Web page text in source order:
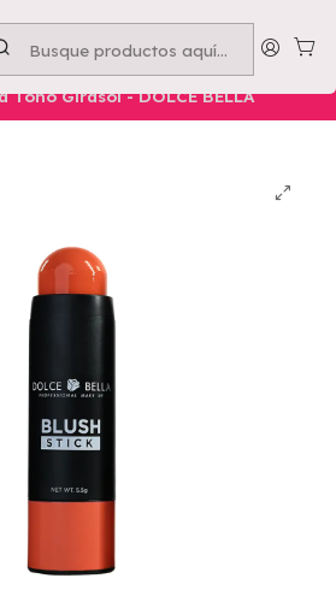
nosotros -Compra mínima $50.000
Productos Belleza Rostro
Tono Girasol - DOLCE BELLA